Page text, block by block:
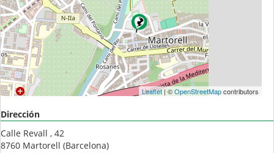
Leaflet| ©OpenStreetMapcontributors
Dirección
Calle Revall , 42
8760 Martorell (Barcelona)